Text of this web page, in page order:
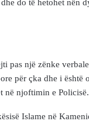
do të hetohet nën
pas një zënke
për çka dhe i është
në njoftimin e Policisë.
Islame në